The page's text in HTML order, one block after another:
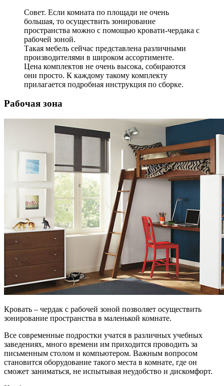
Совет. Если комната по площади не очень
большая, то осуществить зонирование
пространства можно с помощью кровати-чердака с
рабочей зоной.
Такая мебель сейчас представлена различными
производителями в широком ассортименте.
Цена комплектов не очень высока, собираются
они просто. К каждому такому комплекту
прилагается подробная инструкция по сборке.
Рабочая зона
Кровать – чердак с рабочей зоной позволяет осуществить
зонирование пространства в маленькой комнате.
Все современные подростки учатся в различных учебных
заведениях, много времени им приходится проводить за
письменным столом и компьютером. Важным вопросом
становится оборудование такого места в комнате, где он
сможет заниматься, не испытывая неудобство и дискомфорт.